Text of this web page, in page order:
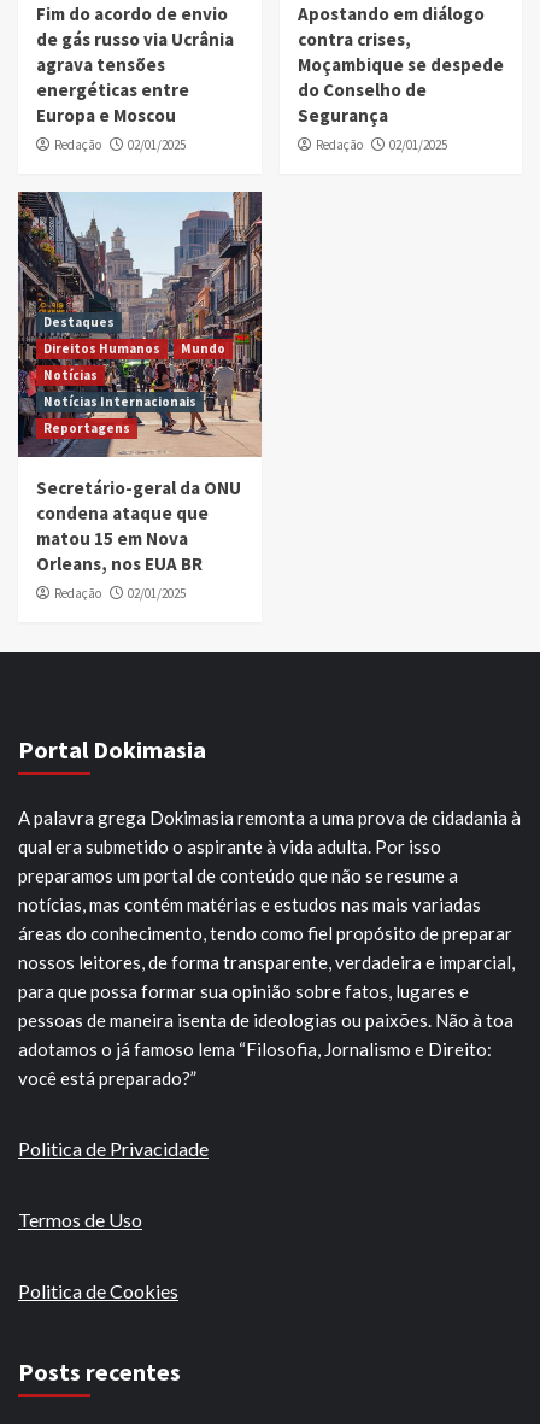
Fim do acordo de envio
de gás russo via Ucrânia
agrava tensões
energéticas entre
Europa e Moscou
Redação 02/01/2025
Apostando em diálogo
contra crises,
Moçambique se despede
do Conselho de
Segurança
Redação 02/01/2025
Destaques
Direitos Humanos
Mundo
Notícias
Notícias Internacionais
Reportagens
Secretário-geral da ONU
condena ataque que
matou 15 em Nova
Orleans, nos EUA BR
Redação 02/01/2025
Portal Dokimasia
A palavra grega Dokimasia remonta a uma prova de cidadania à
qual era submetido o aspirante à vida adulta. Por isso
preparamos um portal de conteúdo que não se resume a
notícias, mas contém matérias e estudos nas mais variadas
áreas do conhecimento, tendo como fiel propósito de preparar
nossos leitores, de forma transparente, verdadeira e imparcial,
para que possa formar sua opinião sobre fatos, lugares e
pessoas de maneira isenta de ideologias ou paixões. Não à toa
adotamos o já famoso lema “Filosofia, Jornalismo e Direito:
você está preparado?”
Politica de Privacidade
Termos de Uso
Politica de Cookies
Posts recentes